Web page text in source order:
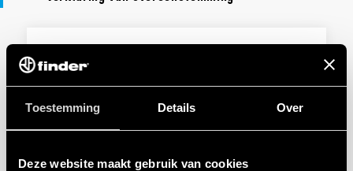
Toestemming Details Over
Deze website maakt gebruik van cookies
UKCA 18 Series
EN|| .PDF